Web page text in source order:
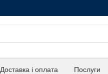
Доставка і оплата Послуги